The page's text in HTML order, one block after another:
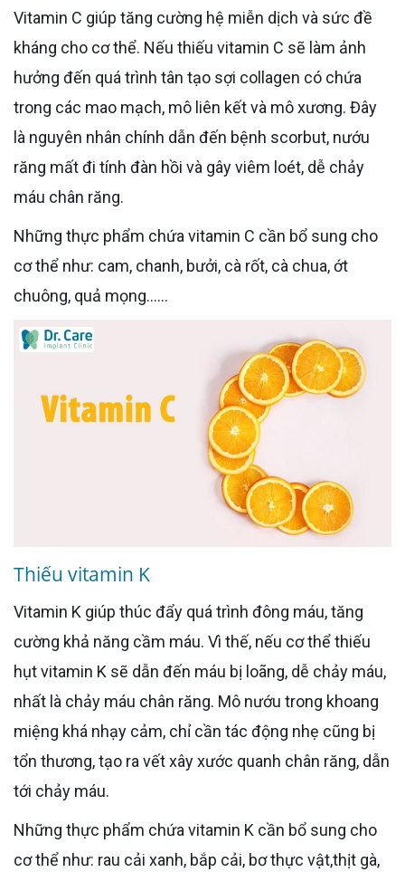
Vitamin C giúp tăng cường hệ miễn dịch và sức đề
kháng cho cơ thể. Nếu thiếu vitamin C sẽ làm ảnh
hưởng đến quá trình tân tạo sợi collagen có chứa
trong các mao mạch, mô liên kết và mô xương. Đây
là nguyên nhân chính dẫn đến bệnh scorbut, nướu
răng mất đi tính đàn hồi và gây viêm loét, dễ chảy
máu chân răng.
Những thực phẩm chứa vitamin C cần bổ sung cho
cơ thể như: cam, chanh, bưởi, cà rốt, cà chua, ớt
chuông, quả mọng……
Thiếu vitamin K
Vitamin K giúp thúc đẩy quá trình đông máu, tăng
cường khả năng cầm máu. Vì thế, nếu cơ thể thiếu
hụt vitamin K sẽ dẫn đến máu bị loãng, dễ chảy máu,
nhất là chảy máu chân răng. Mô nướu trong khoang
miệng khá nhạy cảm, chỉ cần tác động nhẹ cũng bị
tổn thương, tạo ra vết xây xước quanh chân răng, dẫn
tới chảy máu.
Những thực phẩm chứa vitamin K cần bổ sung cho
cơ thể như: rau cải xanh, bắp cải, bơ thực vật,thịt gà,